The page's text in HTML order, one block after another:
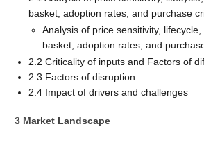
basket, adoption rates, and purchase
Analysis of price sensitivity,
basket, adoption rates, and
2.2 Criticality of inputs and Factors of
2.3 Factors of disruption
2.4 Impact of drivers and challenges
3 Market Landscape